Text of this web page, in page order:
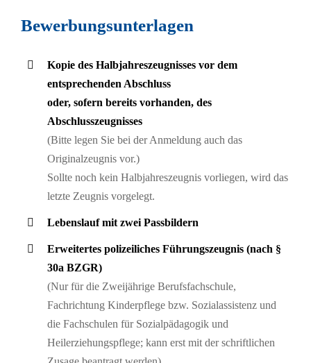
Bewerbungsunterlagen
Kopie des Halbjahreszeugnisses vor dem
entsprechenden Abschluss
oder, sofern bereits vorhanden, des
Abschlusszeugnisses
(Bitte legen Sie bei der Anmeldung auch das
Originalzeugnis vor.)
Sollte noch kein Halbjahreszeugnis vorliegen, wird das
letzte Zeugnis vorgelegt.
Lebenslauf mit zwei Passbildern
Erweitertes polizeiliches Führungszeugnis (nach §
30a BZGR)
(Nur für die Zweijährige Berufsfachschule,
Fachrichtung Kinderpflege bzw. Sozialassistenz und
die Fachschulen für Sozialpädagogik und
Heilerziehungspflege; kann erst mit der schriftlichen